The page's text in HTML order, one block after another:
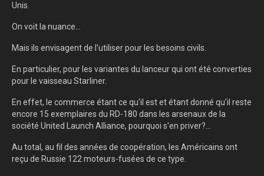
Unis.
On voit la nuance...
Mais ils envisagent de l'utiliser pour les besoins civils.
En particulier, pour les variantes du lanceur qui ont été converties
pour le vaisseau Starliner.
En effet, le commerce étant ce qu'il est et étant donné qu'il reste
encore 15 exemplaires du RD-180 dans les arsenaux de la
société United Launch Alliance, pourquoi s'en priver?...
Au total, au fil des années de coopération, les Américains ont
reçu de Russie 122 moteurs-fusées de ce type.